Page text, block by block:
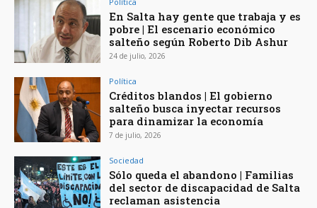
En Salta hay gente que trabaja y es
pobre | El escenario económico
salteño según Roberto Dib Ashur
24 de julio, 2026
Política
Créditos blandos | El gobierno
salteño busca inyectar recursos
para dinamizar la economía
7 de julio, 2026
Sociedad
Sólo queda el abandono | Familias
del sector de discapacidad de Salta
reclaman asistencia